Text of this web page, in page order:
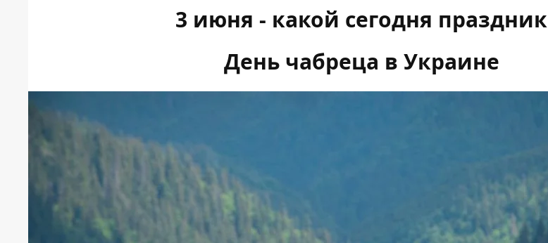
3 июня - какой сегодня праздник
День чабреца в Украине